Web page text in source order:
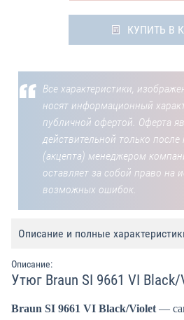
КУПИТЬ В
Все характеристики,
носят информационный
публичной офертой. Оферта
действительной только
(акцепта) менеджером
оставляет за собой право на
возможных ошибок.
Описание и полные
Описание:
Утюг Braun SI 9661 VI
Braun SI 9661 VI Black/Violet —